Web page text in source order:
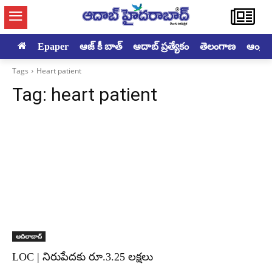
Epaper ఆజ్ కీ బాత్ ఆదాబ్ ప్రత్యేకం తెలంగాణ
Tags Heart patient
Tag: heart patient
ఆదిలాబాద్
LOC | నిరుపేదకు రూ.3.25 లక్షలు